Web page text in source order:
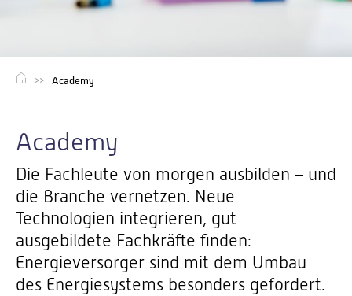
Academy
Academy
Die Fachleute von morgen ausbilden – und
die Branche vernetzen. Neue
Technologien integrieren, gut
ausgebildete Fachkräfte finden:
Energieversorger sind mit dem Umbau
des Energiesystems besonders gefordert.